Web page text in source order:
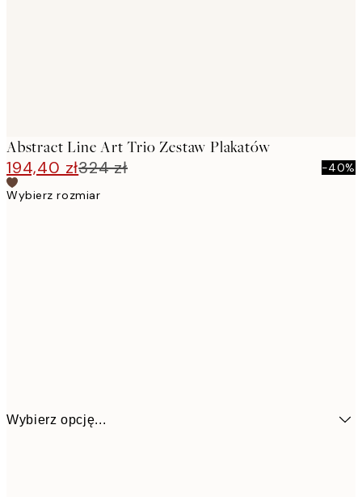
Abstract Line Art Trio Zestaw Plakatów
194,40 zł324 zł
-40%
Wybierz rozmiar
Wybierz opcję...